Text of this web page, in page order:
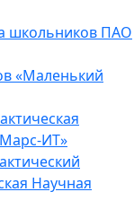
школьников ПАО
«Маленький
ИТ»
Научная